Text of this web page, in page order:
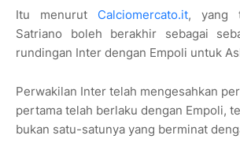
Itu menurut Calciomercato.it, yang
Satriano boleh berakhir sebagai
rundingan Inter dengan Empoli untuk
Perwakilan Inter telah mengesahkan
pertama telah berlaku dengan Empoli,
bukan satu-satunya yang berminat